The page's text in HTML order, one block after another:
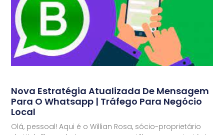
Nova Estratégia Atualizada De Mensagem
Para O Whatsapp | Tráfego Para Negócio
Local
Olá, pessoal! Aqui é o Willian Rosa, sócio-proprietário